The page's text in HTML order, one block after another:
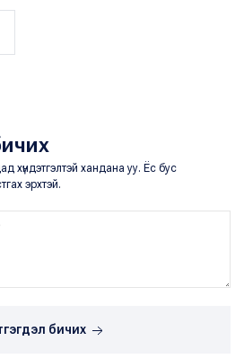
хүндэтгэлтэй хандана уу. Ёс бус
эрхтэй.
бичих